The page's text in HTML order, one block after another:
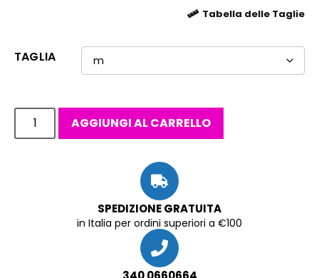
Tabella delle Taglie
TAGLIA
AGGIUNGI AL CARRELLO
SPEDIZIONE GRATUITA
in Italia per ordini superiori a €100